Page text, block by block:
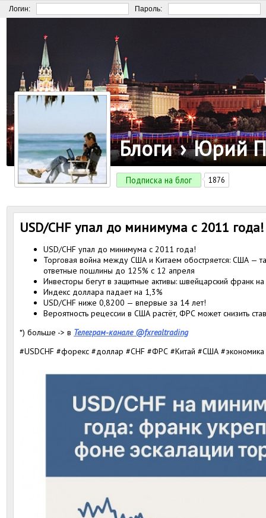
Логин: Пароль:
Блоги › Юрий
Подписка на блог 1876
USD/CHF упал до минимума с 2011 года!
USD/CHF упал до минимума с 2011 года!
Торговая война между США и Китаем обостряется: США —
ответные пошлины до 125% с 12 апреля
Инвесторы бегут в защитные активы: швейцарский франк на
Индекс доллара падает на 1,3%
USD/CHF ниже 0,8200 — впервые за 14 лет!
Вероятность рецессии в США растёт, ФРС может снизить
*) больше -> в Телеграм-канале @fxrealtrading
#USDCHF #форекс #доллар #CHF #ФРС #Китай #США